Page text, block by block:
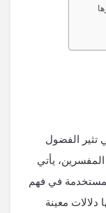
تثير الفضول
يأتي
في فهم
دلالات معينة